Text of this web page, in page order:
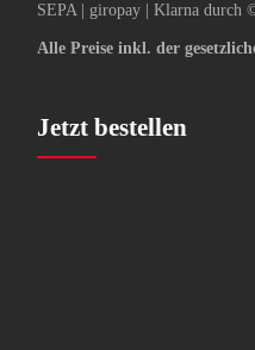
SEPA | giropay | Klarna durch
Alle Preise inkl. der
Jetzt bestellen